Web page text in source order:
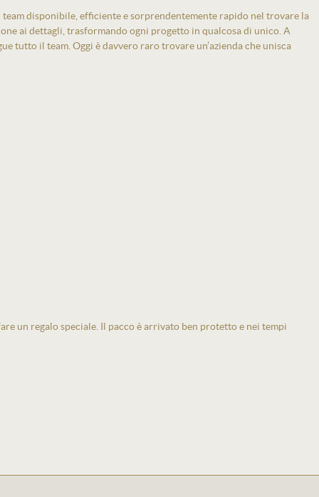
disponibile, efficiente e sorprendentemente rapido nel trovare la
ai dettagli, trasformando ogni progetto in qualcosa di unico. A
tutto il team. Oggi è davvero raro trovare un’azienda che unisca
un regalo speciale. Il pacco è arrivato ben protetto e nei tempi